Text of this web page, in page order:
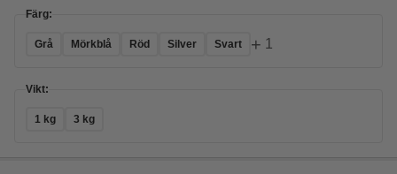
Färg:
Grå Mörkblå Röd Silver Svart + 1
Vikt:
1 kg 3 kg